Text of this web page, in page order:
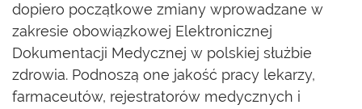
dopiero początkowe zmiany wprowadzane w
zakresie obowiązkowej Elektronicznej
Dokumentacji Medycznej w polskiej służbie
zdrowia. Podnoszą one jakość pracy lekarzy,
farmaceutów, rejestratorów medycznych i